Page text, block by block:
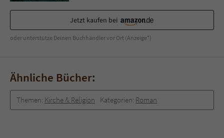
Jetzt kaufen bei
oder unterstütze Deinen Buchhändler vor Ort (Anzeige*)
Ähnliche Bücher:
Themen: Kirche & Religion Kategorien: Roman